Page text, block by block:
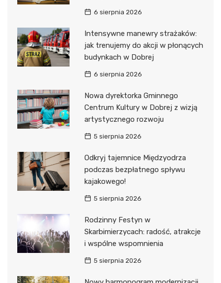
6 sierpnia 2026
Intensywne manewry strażaków:
jak trenujemy do akcji w płonących
budynkach w Dobrej
6 sierpnia 2026
Nowa dyrektorka Gminnego
Centrum Kultury w Dobrej z wizją
artystycznego rozwoju
5 sierpnia 2026
Odkryj tajemnice Międzyodrza
podczas bezpłatnego spływu
kajakowego!
5 sierpnia 2026
Rodzinny Festyn w
Skarbimierzycach: radość, atrakcje
i wspólne wspomnienia
5 sierpnia 2026